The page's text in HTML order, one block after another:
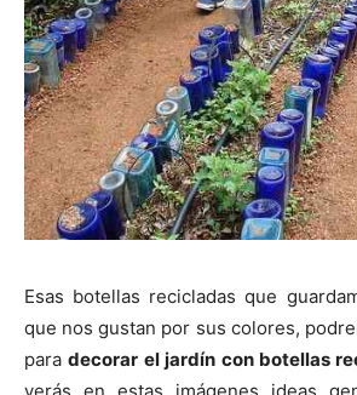
Esas botellas recicladas que
que nos gustan por sus colores,
paradecorar el jardín con botellas